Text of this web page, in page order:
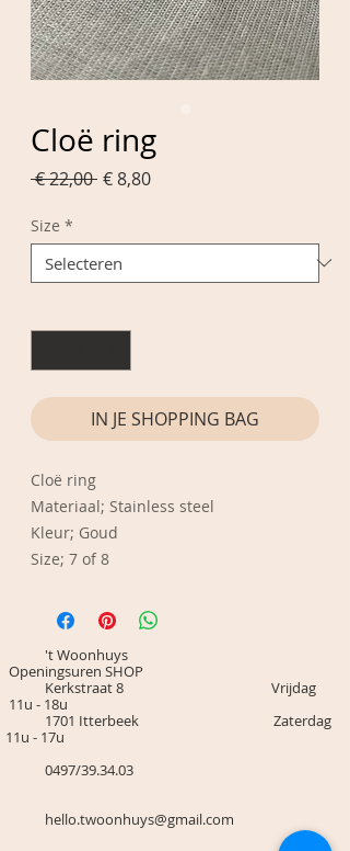
Cloë ring
€ 22,00 Normale
€ 8,80Verkoopprijs
Size *
IN JE SHOPPING BAG
Cloë ring
Materiaal; Stainless steel
Kleur; Goud
Size; 7 of 8
't Woonhuys
Openingsuren SHOP
Kerkstraat 8 Vrijdag
11u - 18u
1701 Itterbeek Zaterdag
11u - 17u
0497/39.34.03
hello.twoonhuys@gmail.com